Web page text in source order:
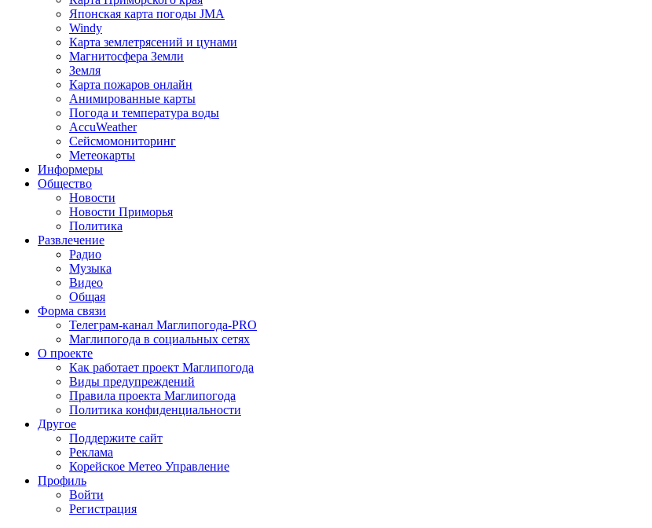
Японская карта погоды JMA
Windy
Карта землетрясений и цунами
Магнитосфера Земли
Земля
Карта пожаров онлайн
Анимированные карты
Погода и температура воды
AccuWeather
Сейсмомониторинг
Метеокарты
Информеры
Общество
Новости
Новости Приморья
Политика
Развлечение
Радио
Музыка
Видео
Общая
Форма связи
Телеграм-канал Маглипогода-PRO
Маглипогода в социальных сетях
О проекте
Как работает проект Маглипогода
Виды предупреждений
Правила проекта Маглипогода
Политика конфиденциальности
Другое
Поддержите сайт
Реклама
Корейское Метео Управление
Профиль
Войти
Регистрация